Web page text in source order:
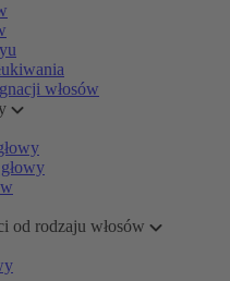
włosów
od rodzaju włosów